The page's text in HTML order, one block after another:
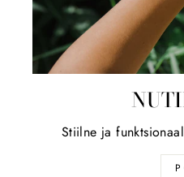
Stiilne ja